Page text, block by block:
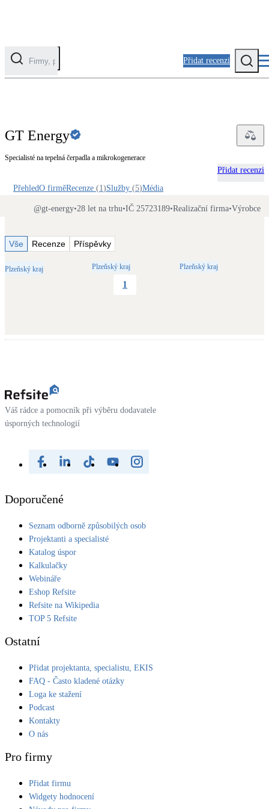
Přidat recenzi
Solární ohřev vody
Klimatizace pro vytápění
Dotační, energetické služby
Větrání s rekuperací
Teplovzdušné vytápění
Okna / dveře
Balkonové sestavy
Kotle
Bateriové úložiště
Pouze velké BESS
Stínicí technika
Doplňkové zdroje vytápění
GT Energy
Specialisté na tepelná čerpadla a mikrokogenerace
Přidat recenzi
PřehledO firměRecenze (1)Služby (5)Média
@gt-energy•28 let na trhu•IČ 25723189•Realizační firma•Výrobce
Vše Recenze Příspěvky
Plzeňský kraj Plzeňský kraj Plzeňský kraj
Plzeňský kraj
1
Váš rádce a pomocník při výběru dodavatele
úsporných technologií
Doporučené
Seznam odborně způsobilých osob
Projektanti a specialisté
Katalog úspor
Kalkulačky
Webináře
Eshop Refsite
Refsite na Wikipedia
TOP 5 Refsite
Ostatní
Přidat projektanta, specialistu, EKIS
FAQ - Často kladené otázky
Loga ke stažení
Podcast
Kontakty
O nás
Pro firmy
Přidat firmu
Widgety hodnocení